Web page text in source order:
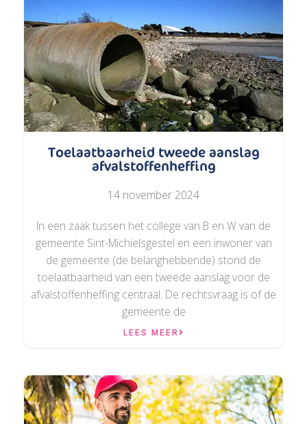
Toelaatbaarheid tweede aanslag
afvalstoffenheffing
14 november 2024
In een zaak tussen het college van B en W van de
gemeente Sint-Michielsgestel en een inwoner van
de gemeente (de belanghebbende) stond de
toelaatbaarheid van een tweede aanslag voor de
afvalstoffenheffing centraal. De rechtsvraag is of de
gemeente de
LEES MEER